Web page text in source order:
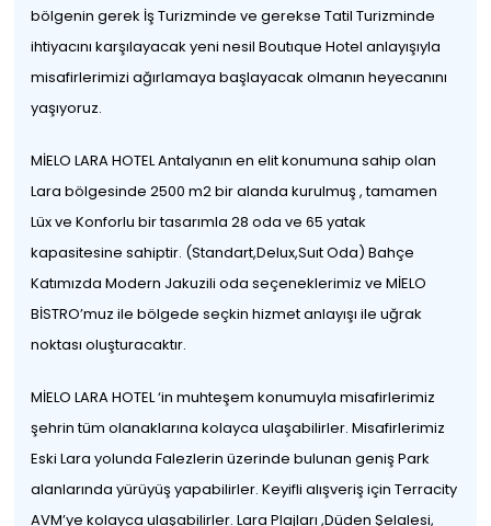
bölgenin gerek İş Turizminde ve gerekse Tatil Turizminde
ihtiyacını karşılayacak yeni nesil Boutıque Hotel anlayışıyla
misafirlerimizi ağırlamaya başlayacak olmanın heyecanını
yaşıyoruz.
MİELO LARA HOTEL Antalyanın en elit konumuna sahip olan
Lara bölgesinde 2500 m2 bir alanda kurulmuş , tamamen
Lüx ve Konforlu bir tasarımla 28 oda ve 65 yatak
kapasitesine sahiptir. (Standart,Delux,Suıt Oda) Bahçe
Katımızda Modern Jakuzili oda seçeneklerimiz ve MİELO
BİSTRO’muz ile bölgede seçkin hizmet anlayışı ile uğrak
noktası oluşturacaktır.
MİELO LARA HOTEL ‘in muhteşem konumuyla misafirlerimiz
şehrin tüm olanaklarına kolayca ulaşabilirler. Misafirlerimiz
Eski Lara yolunda Falezlerin üzerinde bulunan geniş Park
alanlarında yürüyüş yapabilirler. Keyifli alışveriş için Terracity
AVM’ye kolayca ulaşabilirler. Lara Plajları ,Düden Şelalesi,